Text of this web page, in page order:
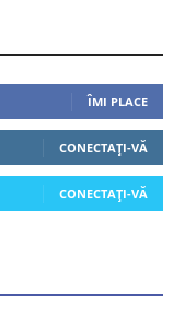
ÎMI PLACE
CONECTAȚI-VĂ
CONECTAȚI-VĂ